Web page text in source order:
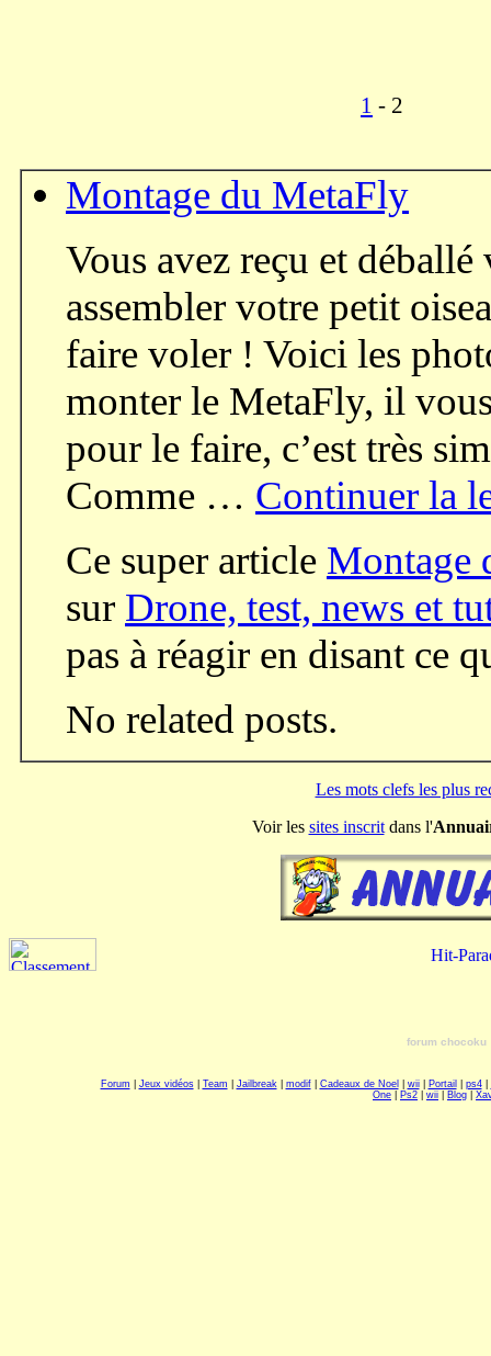
1 - 2
Montage du MetaFly
Vous avez reçu et
assembler votre petit
faire voler ! Voici les
monter le MetaFly, il
pour le faire, c’est très
Comme … Continuer la
Ce super article Montage
sur Drone, test, news et
pas à réagir en disant ce
No related posts.
Les mots clefs les plus
Voir les sites inscritdans l'
forum chocoku
Forum Jeux vidéos| Team Jailbreak modif| Cadeaux de Noel wii| Portail ps4|
One
Ps2 wii Blog